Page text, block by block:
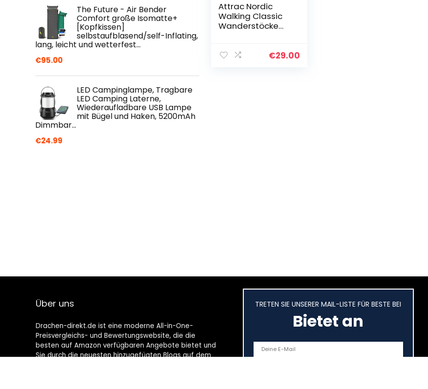
The Future - Air Bender
Comfort große Isomatte+
[Kopfkissen]
selbstaufblasend/self-Inflating,
lang, leicht und wetterfest…
€95.00
LED Campinglampe, Tragbare
LED Camping Laterne,
Wiederaufladbare USB Lampe
mit Bügel und Haken, 5200mAh
Dimmbar…
€24.99
Attrac Nordic
Walking Classic
Wanderstöcke
Trekkingstöcke
€29.00
Über uns
Drachen-direkt.de ist eine moderne All-in-One-
Preisvergleichs- und Bewertungswebsite, die die
besten auf Amazon verfügbaren Angebote bietet und
Sie durch die neuesten hinzugefügten Blogs auf dem
TRETEN SIE UNSERER MAIL-LISTE FÜR BESTE BEI
Bietet an